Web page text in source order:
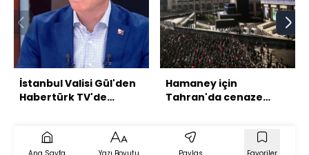
İstanbul Valisi Gül'den
Habertürk TV'de
Hamaney için
Tahran'da cenaze
Ana Sayfa Yazı Boyutu Paylaş Favoriler